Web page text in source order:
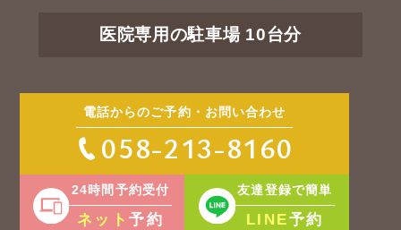
医院専用の駐車場 10台分
電話からのご予約・お問い合わせ
058-213-8160
24時間予約受付
ネット予約
友達登録で簡単
LINE予約